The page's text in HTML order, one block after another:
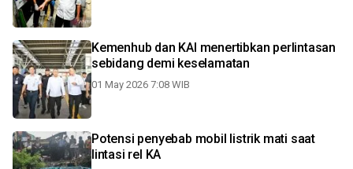
Kemenhub dan KAI menertibkan perlintasan
sebidang demi keselamatan
01 May 2026 7:08 WIB
Potensi penyebab mobil listrik mati saat
lintasi rel KA